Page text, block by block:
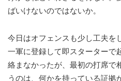
ばいけないのではないか。
今日はオフェンスも少し工夫を
一軍に登録して即スターターで
絡まなかったが、最初の打席で
うのは、何かを持っている証拠